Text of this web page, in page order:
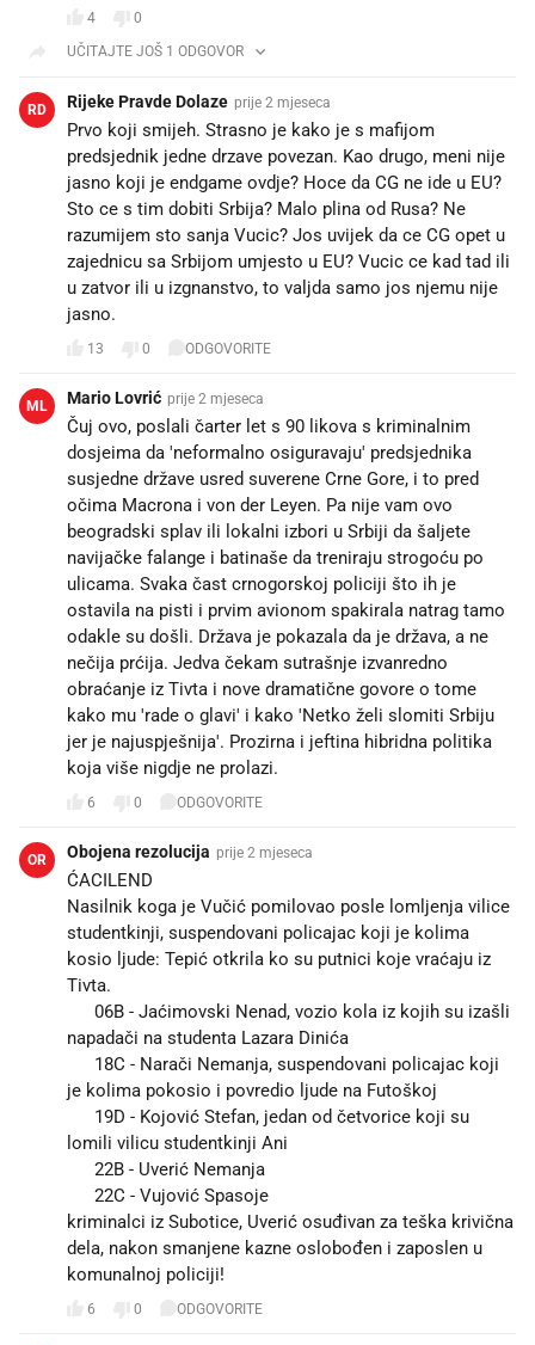
4
0
UČITAJTE JOŠ 1 ODGOVOR
RD Rijeke Pravde Dolaze prije 2 mjeseca
Prvo koji smijeh. Strasno je kako je s mafijom
predsjednik jedne drzave povezan. Kao drugo, meni nije
jasno koji je endgame ovdje? Hoce da CG ne ide u EU?
Sto ce s tim dobiti Srbija? Malo plina od Rusa? Ne
razumijem sto sanja Vucic? Jos uvijek da ce CG opet u
zajednicu sa Srbijom umjesto u EU? Vucic ce kad tad ili
u zatvor ili u izgnanstvo, to valjda samo jos njemu nije
jasno.
13 0 ODGOVORITE
ML Mario Lovrić prije 2 mjeseca
Čuj ovo, poslali čarter let s 90 likova s kriminalnim
dosjeima da 'neformalno osiguravaju' predsjednika
susjedne države usred suverene Crne Gore, i to pred
očima Macrona i von der Leyen. Pa nije vam ovo
beogradski splav ili lokalni izbori u Srbiji da šaljete
navijačke falange i batinaše da treniraju strogoću po
ulicama. Svaka čast crnogorskoj policiji što ih je
ostavila na pisti i prvim avionom spakirala natrag tamo
odakle su došli. Država je pokazala da je država, a ne
nečija prćija. Jedva čekam sutrašnje izvanredno
obraćanje iz Tivta i nove dramatične govore o tome
kako mu 'rade o glavi' i kako 'Netko želi slomiti Srbiju
jer je najuspješnija'. Prozirna i jeftina hibridna politika
koja više nigdje ne prolazi.
6 0 ODGOVORITE
OR Obojena rezolucija prije 2 mjeseca
ĆACILEND
Nasilnik koga je Vučić pomilovao posle lomljenja vilice
studentkinji, suspendovani policajac koji je kolima
kosio ljude: Tepić otkrila ko su putnici koje vraćaju iz
Tivta.
▶️ 06B - Jaćimovski Nenad, vozio kola iz kojih su izašli
napadači na studenta Lazara Dinića
▶️ 18C - Narači Nemanja, suspendovani policajac koji
je kolima pokosio i povredio ljude na Futoškoj
▶️ 19D - Kojović Stefan, jedan od četvorice koji su
lomili vilicu studentkinji Ani
▶️ 22B - Uverić Nemanja
▶️ 22C - Vujović Spasoje
kriminalci iz Subotice, Uverić osuđivan za teška krivična
dela, nakon smanjene kazne oslobođen i zaposlen u
komunalnoj policiji!
6 0 ODGOVORITE